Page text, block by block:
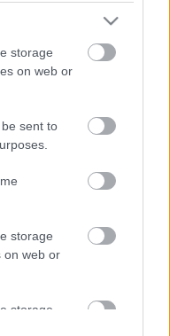
storage
on web or
sent to
storage
on web or
storage
or app.
be az RTL...
adás